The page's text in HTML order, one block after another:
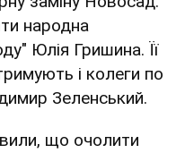
народна
Юлія Гришина. Її
і колеги по
Зеленський.
що очолити